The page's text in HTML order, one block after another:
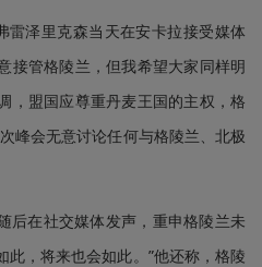
雷泽里克森当天在安卡拉接受媒体
接管格陵兰，但我希望大家同样明
，盟国应尊重丹麦王国的主权，格
峰会无意讨论任何与格陵兰、北极
后在社交媒体发声，重申格陵兰未
此，将来也会如此。”他还称，格陵